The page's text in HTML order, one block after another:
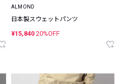
ALMOND
日本製スウェットパンツ
¥15,840 20%OFF